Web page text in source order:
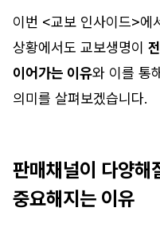
이번 <교보 인사이드>에
상황에서도 교보생명이
이어가는 이유와 이를 통
의미를 살펴보겠습니다.
판매채널이 다양해
중요해지는 이유